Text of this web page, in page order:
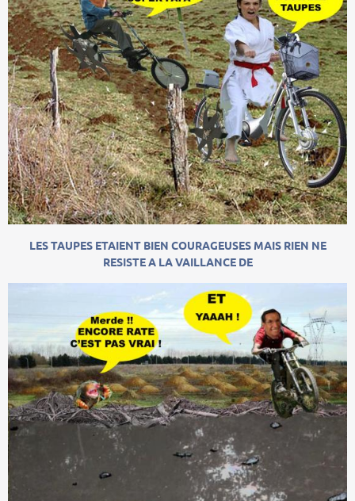
LES TAUPES ETAIENT BIEN COURAGEUSES MAIS RIEN NE
RESISTE A LA VAILLANCE DE